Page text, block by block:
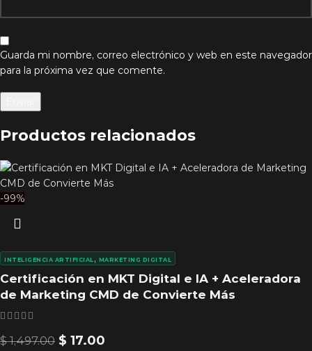
Guarda mi nombre, correo electrónico y web en este navegador
para la próxima vez que comente.
Productos relacionados
-99%
Certificación en MKT Digital e IA + Aceleradora
de Marketing CMD de Convierte Más
INTELIGENCIA ARTIFICIAL , MARKETING DIGITAL
$1,497.00 $ 17.00